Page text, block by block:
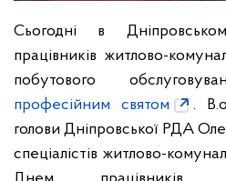
Сьогодні в
працівників житлово-
побутового
професійним святом
.
голови Дніпровської РДА
спеціалістів житлово-